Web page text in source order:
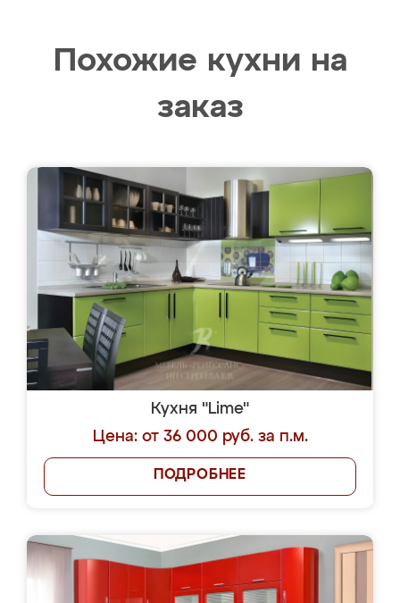
Похожие кухни на
заказ
Кухня "Lime"
Цена: от 36 000 руб. за п.м.
ПОДРОБНЕЕ